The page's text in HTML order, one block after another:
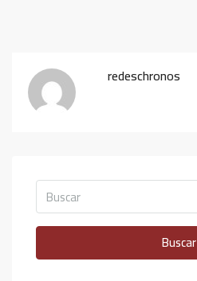
redeschronos
Buscar